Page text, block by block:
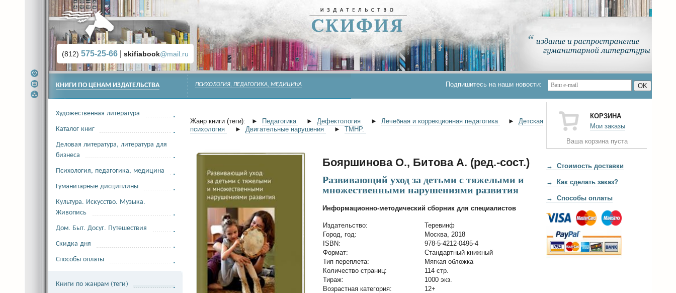
(812) 575-25-66 skifiabook@mail.ru
ПСИХОЛОГИЯ, ПЕДАГОГИКА, МЕДИЦИНА Подпишитесь на наши новости: OK
КОРЗИНА
Мои заказы
Ваша корзина пуста
→ Стоимость доставки
→ Как сделать заказ?
→ Способы оплаты
Жанр книги (теги): ► Педагогика ► Дефектология ► Лечебная и коррекционная педагогика ► Детская
психология
► Двигательные нарушения ► ТМНР.
Бояршинова О., Битова А. (ред.-сост.)
Развивающий уход за детьми с тяжелыми и
множественными нарушениями развития
Информационно-методический сборник для специалистов
Издательство:
Теревинф
Город, год:
Москва, 2018
ISBN:
978-5-4212-0495-4
Формат:
Стандартный книжный
Тип переплета:
Мягкая обложка
Количество страниц:
114 стр.
Тираж:
1000 экз.
Возрастная категория:
12+
КНИГИ ПО ЦЕНАМ ИЗДАТЕЛЬСТВА
Художественная литература
Каталог книг
Деловая литература, литература для
бизнеса
Психология, педагогика, медицина
Гуманитарные дисциплины
Культура. Искусство. Музыка.
Живопись
Дом. Быт. Досуг. Путешествия
Скидка дня
Способы оплаты
Книги по жанрам (теги)